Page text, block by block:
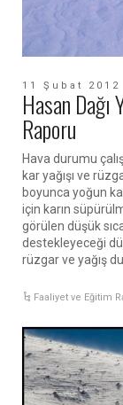
11 Şubat 2012
Hasan Dağı
Raporu
Hava durumu
kar yağışı ve
boyunca yoğun
için karın
görülen düşük
destekleyeceği
rüzgar ve yağış
Faaliyet ve Eğitim